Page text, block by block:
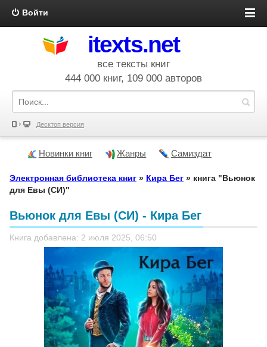
Войти
itexts.net
все тексты книг
444 000 книг, 109 000 авторов
Десктоп версия
Новинки книг Жанры Самиздат
Электронная библиотека книг » Кира Бег » книга "Вьюнок
для Евы (СИ)"
Вьюнок для Евы (СИ) - Кира Бег
Книга добавлена: 2 июля 2025, 06:50